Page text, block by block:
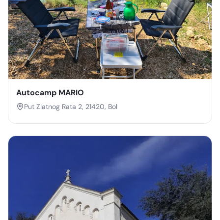
Autocamp MARIO
Put Zlatnog Rata 2, 21420, Bol